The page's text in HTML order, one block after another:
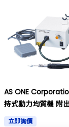
AS ONE
持式動力均質機 附
檢驗文件 及其他
立即詢價